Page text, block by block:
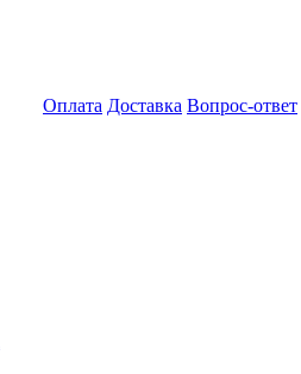
Оплата Доставка Вопрос-ответ